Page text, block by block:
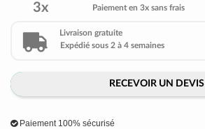
3x Paiement en 3x sans frais
Livraison gratuite
Expédié sous 2 à 4 semaines
RECEVOIR UN DEVIS
Paiement 100% sécurisé